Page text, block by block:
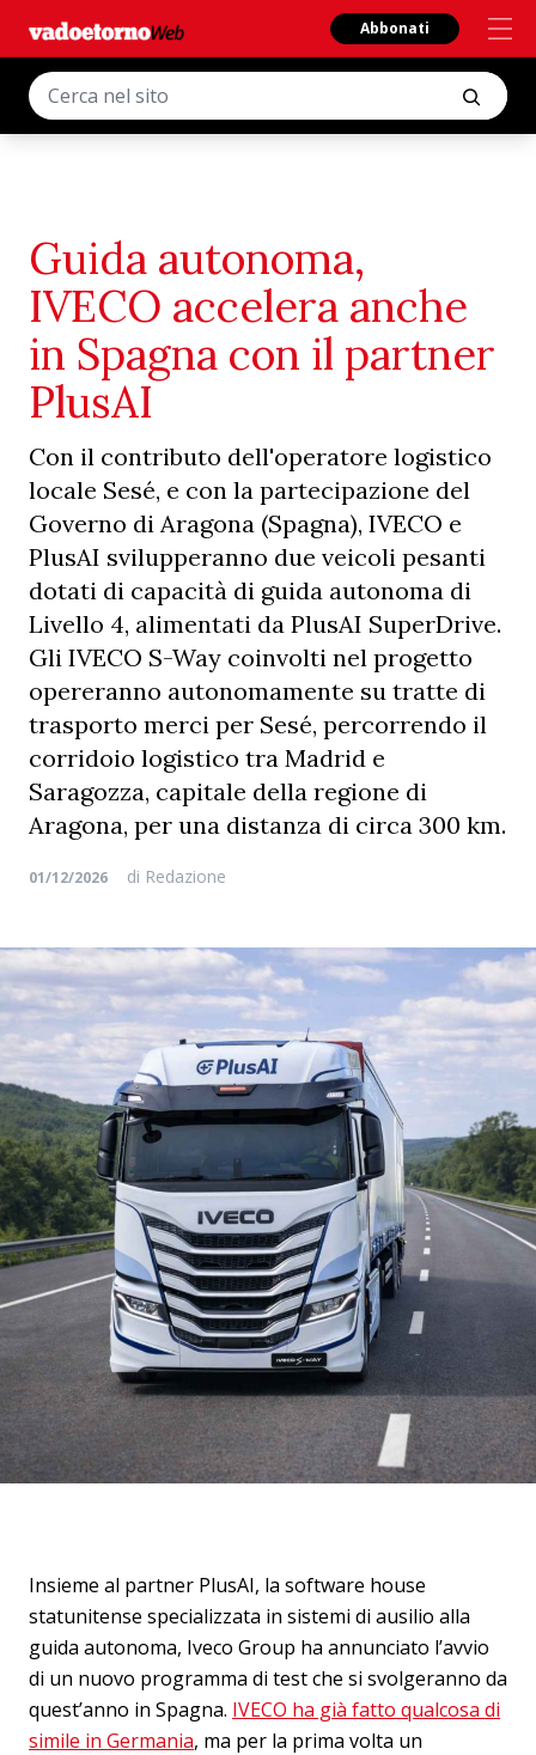
Abbonati
Guida autonoma,
IVECO accelera anche
in Spagna con il partner
PlusAI
Con il contributo dell'operatore logistico
locale Sesé, e con la partecipazione del
Governo di Aragona (Spagna), IVECO e
PlusAI svilupperanno due veicoli pesanti
dotati di capacità di guida autonoma di
Livello 4, alimentati da PlusAI SuperDrive.
Gli IVECO S-Way coinvolti nel progetto
opereranno autonomamente su tratte di
trasporto merci per Sesé, percorrendo il
corridoio logistico tra Madrid e
Saragozza, capitale della regione di
Aragona, per una distanza di circa 300 km.
01/12/2026 di Redazione
Insieme al partner PlusAI, la software house
statunitense specializzata in sistemi di ausilio alla
guida autonoma, Iveco Group ha annunciato l’avvio
di un nuovo programma di test che si svolgeranno da
quest’anno in Spagna. IVECO ha già fatto qualcosa di
simile in Germania, ma per la prima volta un